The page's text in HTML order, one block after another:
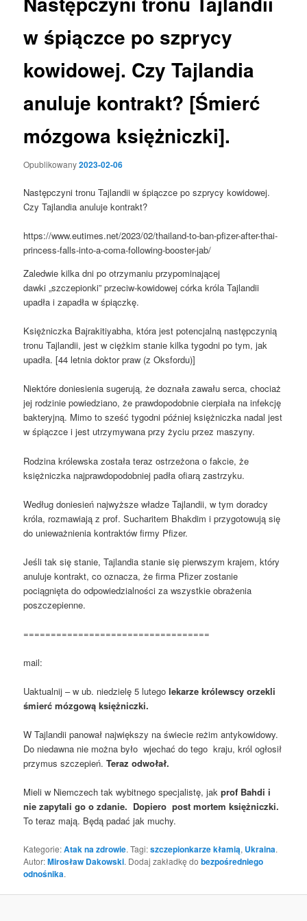
w śpiączce po szprycy
kowidowej. Czy Tajlandia
anuluje kontrakt? [Śmierć
mózgowa księżniczki].
Opublikowany2023-02-06
Następczyni tronu Tajlandii w śpiączce po szprycy kowidowej.
Czy Tajlandia anuluje kontrakt?
https://www.eutimes.net/2023/02/thailand-to-ban-pfizer-after-thai-
princess-falls-into-a-coma-following-booster-jab/
Zaledwie kilka dni po otrzymaniu przypominającej
dawki „szczepionki” przeciw-kowidowej córka króla Tajlandii
upadła i zapadła w śpiączkę.
Księżniczka Bajrakitiyabha, która jest potencjalną następczynią
tronu Tajlandii, jest w ciężkim stanie kilka tygodni po tym, jak
upadła. [44 letnia doktor praw (z Oksfordu)]
Niektóre doniesienia sugerują, że doznała zawału serca, chociaż
jej rodzinie powiedziano, że prawdopodobnie cierpiała na infekcję
bakteryjną. Mimo to sześć tygodni później księżniczka nadal jest
w śpiączce i jest utrzymywana przy życiu przez maszyny.
Rodzina królewska została teraz ostrzeżona o fakcie, że
księżniczka najprawdopodobniej padła ofiarą zastrzyku.
Według doniesień najwyższe władze Tajlandii, w tym doradcy
króla, rozmawiają z prof. Sucharitem Bhakdim i przygotowują się
do unieważnienia kontraktów firmy Pfizer.
Jeśli tak się stanie, Tajlandia stanie się pierwszym krajem, który
anuluje kontrakt, co oznacza, że firma Pfizer zostanie
pociągnięta do odpowiedzialności za wszystkie obrażenia
poszczepienne.
==================================
mail:
Uaktualnij – w ub. niedzielę 5 lutegolekarze królewscy orzekli
śmierć mózgową księżniczki.
W Tajlandii panował największy na świecie reżim antykowidowy.
Do niedawna nie można było wjechać do tego kraju, król ogłosił
przymus szczepień.Teraz odwołał.
Mieli w Niemczech tak wybitnego specjalistę, jak prof Bahdi i
nie zapytali go o zdanie. Dopiero post mortem księżniczki.
To teraz mają. Będą padać jak muchy.
Kategorie:Atak na zdrowie. Tagi:szczepionkarze kłamią, Ukraina.
Autor:Mirosław Dakowski. Dodaj zakładkę dobezpośredniego
odnośnika.